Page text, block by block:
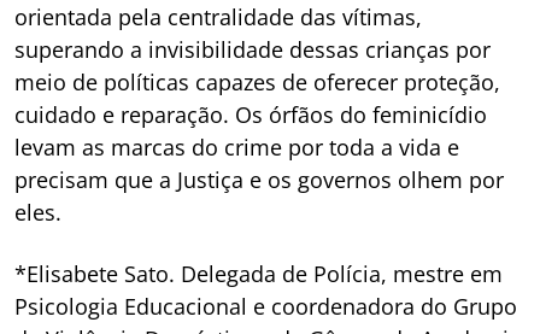
orientada pela centralidade das vítimas,
superando a invisibilidade dessas crianças por
meio de políticas capazes de oferecer proteção,
cuidado e reparação. Os órfãos do feminicídio
levam as marcas do crime por toda a vida e
precisam que a Justiça e os governos olhem por
eles.
*Elisabete Sato. Delegada de Polícia, mestre em
Psicologia Educacional e coordenadora do Grupo